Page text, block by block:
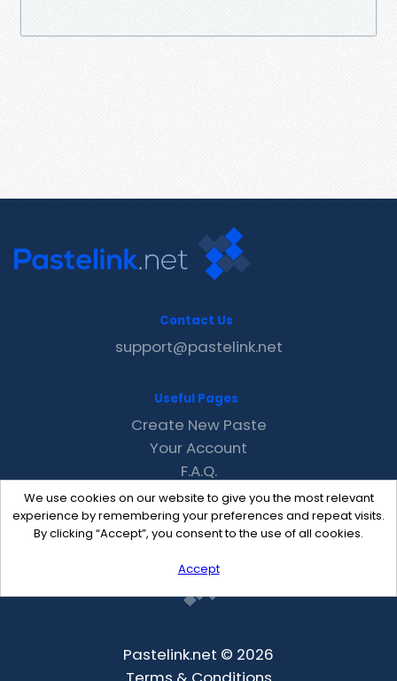
We use cookies on our website to give you the most relevant
experience by remembering your preferences and repeat visits.
By clicking “Accept”, you consent to the use of all cookies.
Accept
Contact Us
support@pastelink.net
Useful Pages
Create New Paste
Your Account
F.A.Q.
Recent
Contact
Pastelink.net © 2026